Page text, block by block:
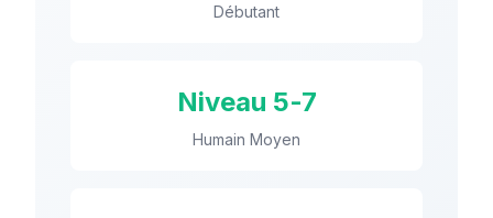
Débutant
Niveau 5-7
Humain Moyen